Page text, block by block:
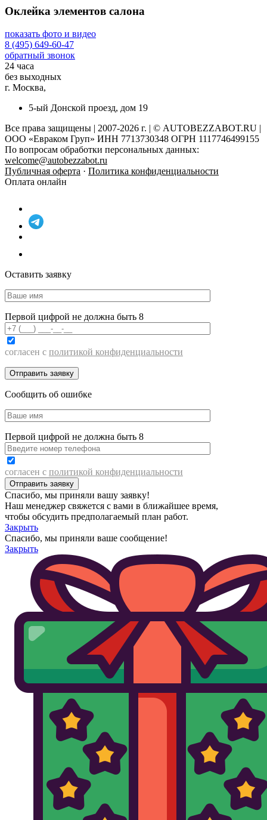
Оклейка элементов салона
показать фото и видео
8 (495) 649-60-47
обратный звонок
24 часа
без выходных
г. Москва,
5-ый Донской проезд, дом 19
Все права защищены | 2007-2026 г. | © AUTOBEZZABOT.RU |
ООО «Евраком Груп» ИНН 7713730348 ОГРН 1117746499155
По вопросам обработки персональных данных:
welcome@autobezzabot.ru
Публичная оферта · Политика конфиденциальности
Оплата онлайн
Оставить заявку
Первой цифрой не должна быть 8
согласен с политикой конфиденциальности
Сообщить об ошибке
Первой цифрой не должна быть 8
согласен с политикой конфиденциальности
Спасибо, мы приняли вашу заявку!
Наш менеджер свяжется с вами в ближайшее время,
чтобы обсудить предполагаемый план работ.
Закрыть
Спасибо, мы приняли ваше сообщение!
Закрыть